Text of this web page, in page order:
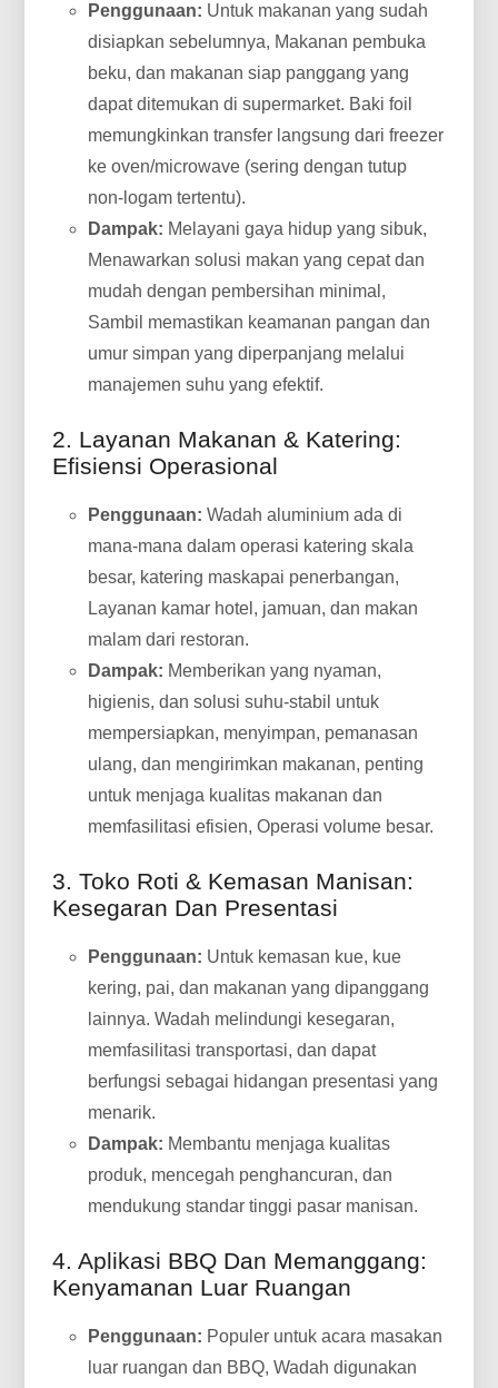
Penggunaan: Untuk makanan yang sudah
disiapkan sebelumnya, Makanan pembuka
beku, dan makanan siap panggang yang
dapat ditemukan di supermarket. Baki foil
memungkinkan transfer langsung dari freezer
ke oven/microwave (sering dengan tutup
non-logam tertentu).
Dampak: Melayani gaya hidup yang sibuk,
Menawarkan solusi makan yang cepat dan
mudah dengan pembersihan minimal,
Sambil memastikan keamanan pangan dan
umur simpan yang diperpanjang melalui
manajemen suhu yang efektif.
2. Layanan Makanan & Katering:
Efisiensi Operasional
Penggunaan: Wadah aluminium ada di
mana-mana dalam operasi katering skala
besar, katering maskapai penerbangan,
Layanan kamar hotel, jamuan, dan makan
malam dari restoran.
Dampak: Memberikan yang nyaman,
higienis, dan solusi suhu-stabil untuk
mempersiapkan, menyimpan, pemanasan
ulang, dan mengirimkan makanan, penting
untuk menjaga kualitas makanan dan
memfasilitasi efisien, Operasi volume besar.
3. Toko Roti & Kemasan Manisan:
Kesegaran Dan Presentasi
Penggunaan: Untuk kemasan kue, kue
kering, pai, dan makanan yang dipanggang
lainnya. Wadah melindungi kesegaran,
memfasilitasi transportasi, dan dapat
berfungsi sebagai hidangan presentasi yang
menarik.
Dampak: Membantu menjaga kualitas
produk, mencegah penghancuran, dan
mendukung standar tinggi pasar manisan.
4. Aplikasi BBQ Dan Memanggang:
Kenyamanan Luar Ruangan
Penggunaan: Populer untuk acara masakan
luar ruangan dan BBQ, Wadah digunakan